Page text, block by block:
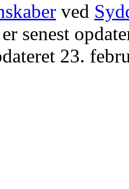
ved
senest
23.